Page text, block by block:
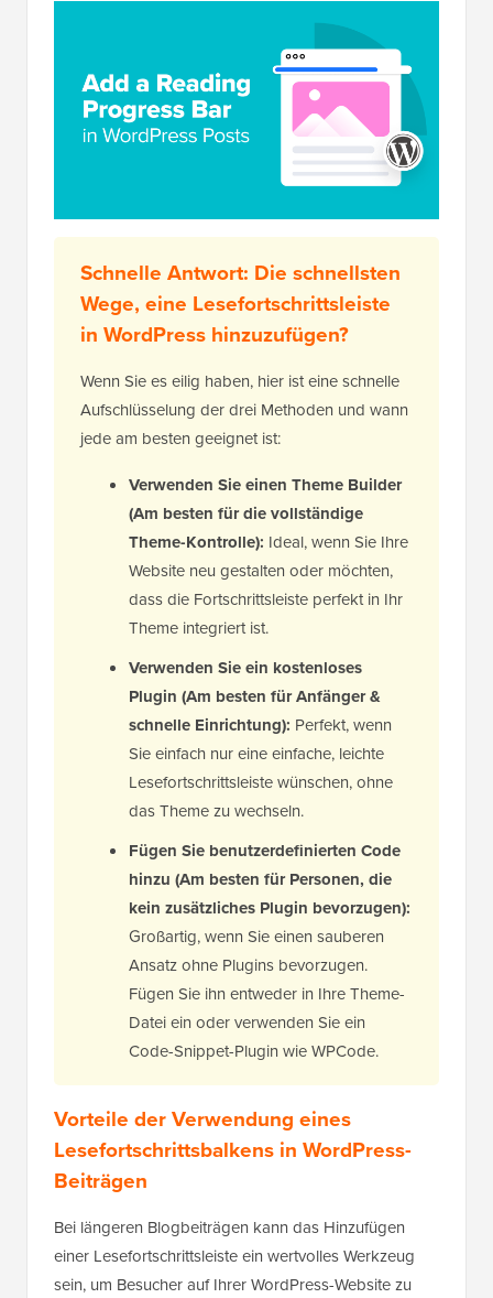
Schnelle Antwort: Die schnellsten
Wege, eine Lesefortschrittsleiste
in WordPress hinzuzufügen?
Wenn Sie es eilig haben, hier ist eine schnelle
Aufschlüsselung der drei Methoden und wann
jede am besten geeignet ist:
Verwenden Sie einen Theme Builder
(Am besten für die vollständige
Theme-Kontrolle): Ideal, wenn Sie Ihre
Website neu gestalten oder möchten,
dass die Fortschrittsleiste perfekt in Ihr
Theme integriert ist.
Verwenden Sie ein kostenloses
Plugin (Am besten für Anfänger &
schnelle Einrichtung): Perfekt, wenn
Sie einfach nur eine einfache, leichte
Lesefortschrittsleiste wünschen, ohne
das Theme zu wechseln.
Fügen Sie benutzerdefinierten Code
hinzu (Am besten für Personen, die
kein zusätzliches Plugin bevorzugen):
Großartig, wenn Sie einen sauberen
Ansatz ohne Plugins bevorzugen.
Fügen Sie ihn entweder in Ihre Theme-
Datei ein oder verwenden Sie ein
Code-Snippet-Plugin wie WPCode.
Vorteile der Verwendung eines
Lesefortschrittsbalkens in WordPress-
Beiträgen
Bei längeren Blogbeiträgen kann das Hinzufügen
einer Lesefortschrittsleiste ein wertvolles Werkzeug
sein, um Besucher auf Ihrer WordPress-Website zu